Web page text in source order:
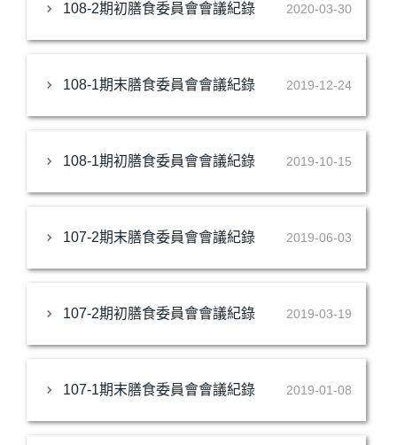
108-2期初膳食委員會會議紀錄 2020-03-30
108-1期末膳食委員會會議紀錄 2019-12-24
108-1期初膳食委員會會議紀錄 2019-10-15
107-2期末膳食委員會會議紀錄 2019-06-03
107-2期初膳食委員會會議紀錄 2019-03-19
107-1期末膳食委員會會議紀錄 2019-01-08